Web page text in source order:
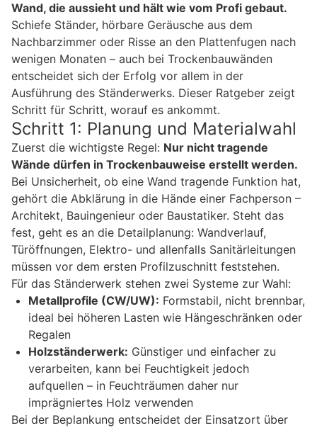
Wand, die aussieht und hält wie vom Profi gebaut.
Schiefe Ständer, hörbare Geräusche aus dem
Nachbarzimmer oder Risse an den Plattenfugen nach
wenigen Monaten – auch bei Trockenbauwänden
entscheidet sich der Erfolg vor allem in der
Ausführung des Ständerwerks. Dieser Ratgeber zeigt
Schritt für Schritt, worauf es ankommt.
Schritt 1: Planung und Materialwahl
Zuerst die wichtigste Regel: Nur nicht tragende
Wände dürfen in Trockenbauweise erstellt werden.
Bei Unsicherheit, ob eine Wand tragende Funktion hat,
gehört die Abklärung in die Hände einer Fachperson –
Architekt, Bauingenieur oder Baustatiker. Steht das
fest, geht es an die Detailplanung: Wandverlauf,
Türöffnungen, Elektro- und allenfalls Sanitärleitungen
müssen vor dem ersten Profilzuschnitt feststehen.
Für das Ständerwerk stehen zwei Systeme zur Wahl:
Metallprofile (CW/UW): Formstabil, nicht brennbar,
ideal bei höheren Lasten wie Hängeschränken oder
Regalen
Holzständerwerk: Günstiger und einfacher zu
verarbeiten, kann bei Feuchtigkeit jedoch
aufquellen – in Feuchträumen daher nur
imprägniertes Holz verwenden
Bei der Beplankung entscheidet der Einsatzort über